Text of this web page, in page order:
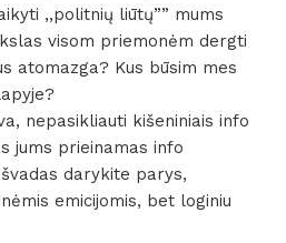
,,politnių liūtų”” mums
visom priemonėm dergti
atomazga? Kus būsim mes
nepasikliauti kišeniniais info
jums prieinamas info
darykite parys,
emicijomis, bet loginiu